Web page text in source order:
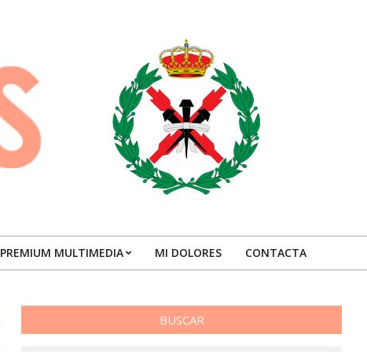
PREMIUM MULTIMEDIA MI DOLORES CONTACTA
BUSCAR